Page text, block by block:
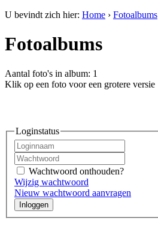
U bevindt zich hier: Home › Fotoalbums
Fotoalbums
Aantal foto's in album: 1
Klik op een foto voor een grotere versie
Loginstatus
Wachtwoord onthouden?
Wijzig wachtwoord
Nieuw wachtwoord aanvragen